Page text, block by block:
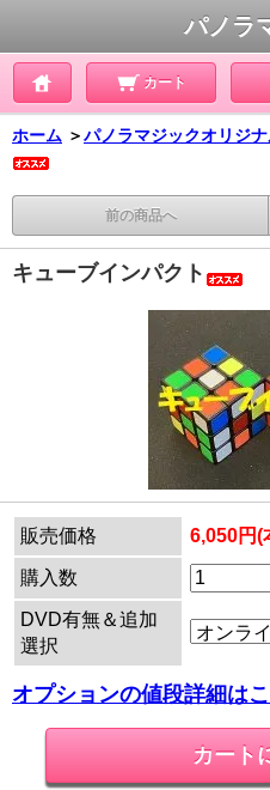
パノラ
カート
ホーム ＞パノラマジックオリジ
前の商品へ
キューブインパクト
販売価格 6,050円(
購入数
DVD有無＆追加
選択
オプションの値段詳細は